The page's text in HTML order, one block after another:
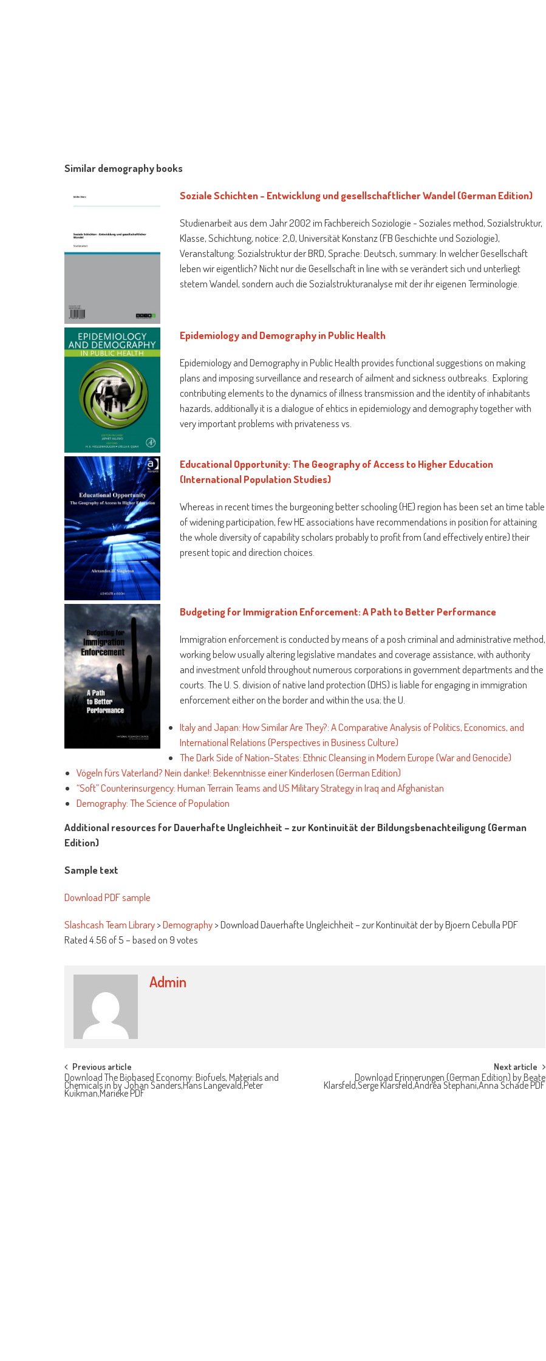
Similar demography books
Soziale Schichten - Entwicklung und gesellschaftlicher Wandel (German Edition)
Studienarbeit aus dem Jahr 2002 im Fachbereich Soziologie - Soziales method, Sozialstruktur,
Klasse, Schichtung, notice: 2,0, Universität Konstanz (FB Geschichte und Soziologie),
Veranstaltung: Sozialstruktur der BRD, Sprache: Deutsch, summary: In welcher Gesellschaft
leben wir eigentlich? Nicht nur die Gesellschaft in line with se verändert sich und unterliegt
stetem Wandel, sondern auch die Sozialstrukturanalyse mit der ihr eigenen Terminologie.
Epidemiology and Demography in Public Health
Epidemiology and Demography in Public Health provides functional suggestions on making
plans and imposing surveillance and research of ailment and sickness outbreaks. Exploring
contributing elements to the dynamics of illness transmission and the identity of inhabitants
hazards, additionally it is a dialogue of ehtics in epidemiology and demography together with
very important problems with privateness vs.
Educational Opportunity: The Geography of Access to Higher Education
(International Population Studies)
Whereas in recent times the burgeoning better schooling (HE) region has been set an time table
of widening participation, few HE associations have recommendations in position for attaining
the whole diversity of capability scholars probably to profit from (and effectively entire) their
present topic and direction choices.
Budgeting for Immigration Enforcement: A Path to Better Performance
Immigration enforcement is conducted by means of a posh criminal and administrative method,
working below usually altering legislative mandates and coverage assistance, with authority
and investment unfold throughout numerous corporations in government departments and the
courts. The U. S. division of native land protection (DHS) is liable for engaging in immigration
enforcement either on the border and within the usa; the U.
Italy and Japan: How Similar Are They?: A Comparative Analysis of Politics, Economics, and
International Relations (Perspectives in Business Culture)
The Dark Side of Nation-States: Ethnic Cleansing in Modern Europe (War and Genocide)
Vögeln fürs Vaterland? Nein danke!: Bekenntnisse einer Kinderlosen (German Edition)
“Soft” Counterinsurgency: Human Terrain Teams and US Military Strategy in Iraq and Afghanistan
Demography: The Science of Population
Additional resources for Dauerhafte Ungleichheit – zur Kontinuität der Bildungsbenachteiligung (German
Edition)
Sample text
Download PDF sample
Slashcash Team Library>Demography>Download Dauerhafte Ungleichheit – zur Kontinuität der by Bjoern Cebulla PDF
Rated4.56of5– based on9votes
Admin
Post navigation
Previous article
Download The Biobased Economy: Biofuels, Materials and
Chemicals in by Johan Sanders,Hans Langevald,Peter
Kuikman,Marieke PDF
Next article
Download Erinnerungen (German Edition) by Beate
Klarsfeld,Serge Klarsfeld,Andrea Stephani,Anna Schade PDF